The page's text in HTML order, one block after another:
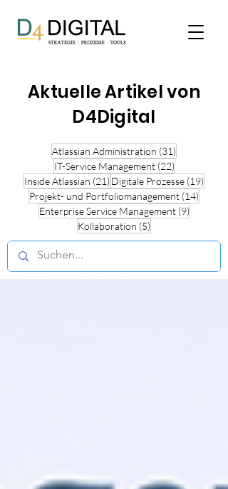
Aktuelle Artikel von
D4Digital
Atlassian Administration (31)
IT-Service Management (22)22 posts
Inside Atlassian (21) 21 posts
Digitale Prozesse (19)
Projekt- und Portfoliomanagement (14)
Enterprise Service Management (9)9 posts
Kollaboration (5)